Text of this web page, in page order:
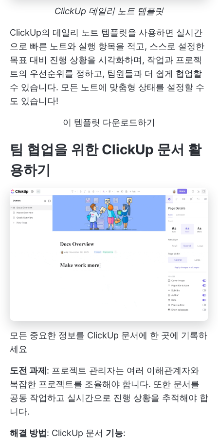
ClickUp 데일리 노트 템플릿
ClickUp의 데일리 노트 템플릿을 사용하면 실시간
으로 빠른 노트와 실행 항목을 적고, 스스로 설정한
목표 대비 진행 상황을 시각화하며, 작업과 프로젝
트의 우선순위를 정하고, 팀원들과 더 쉽게 협업할
수 있습니다. 모든 노트에 맞춤형 상태를 설정할 수
도 있습니다!
이 템플릿 다운로드하기
팀 협업을 위한 ClickUp 문서 활
용하기
모든 중요한 정보를 ClickUp 문서에 한 곳에 기록하
세요
도전 과제 : 프로젝트 관리자는 여러 이해관계자와
복잡한 프로젝트를 조율해야 합니다. 또한 문서를
공동 작업하고 실시간으로 진행 상황을 추적해야 합
니다.
해결 방법 : ClickUp 문서 기능: